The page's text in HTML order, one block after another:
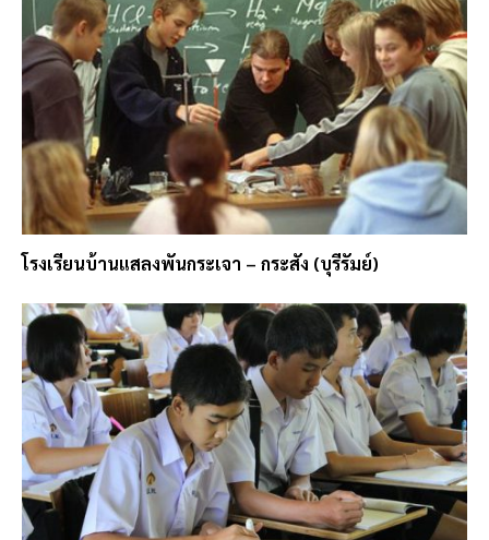
โรงเรียนบ้านแสลงพันกระเจา – กระสัง (บุรีรัมย์)